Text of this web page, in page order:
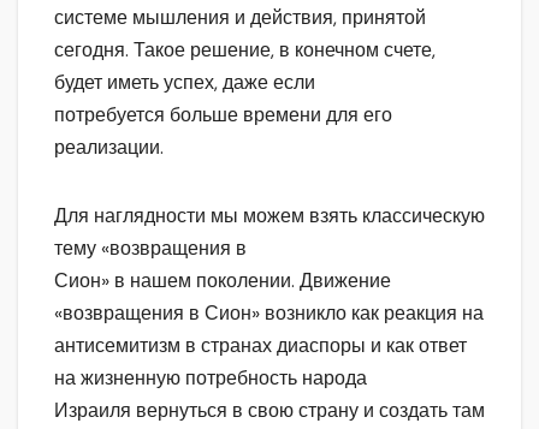
системе мышления и действия, принятой
сегодня. Такое решение, в конечном счете,
будет иметь успех, даже если
потребуется больше времени для его
реализации.
Для наглядности мы можем взять классическую
тему «возвращения в
Сион» в нашем поколении. Движение
«возвращения в Сион» возникло как реакция на
антисемитизм в странах диаспоры и как ответ
на жизненную потребность народа
Израиля вернуться в свою страну и создать там